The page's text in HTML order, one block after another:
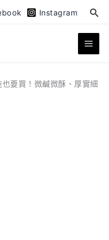
Instagram
搜
尋
要買！微鹹微酥、厚實細